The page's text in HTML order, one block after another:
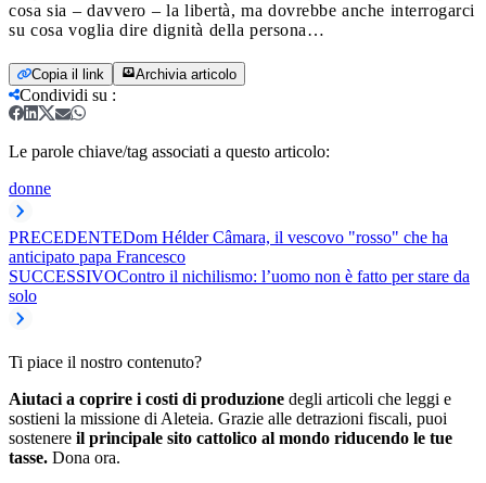
cosa sia – davvero – la libertà, ma dovrebbe anche interrogarci
su cosa voglia dire dignità della persona…
Copia il link Archivia articolo
Condividi su :
Le parole chiave/tag associati a questo articolo:
donne
PRECEDENTEDom Hélder Câmara, il vescovo "rosso" che ha
anticipato papa Francesco
SUCCESSIVOContro il nichilismo: l’uomo non è fatto per stare da
solo
Ti piace il nostro contenuto?
Aiutaci a coprire i costi di produzione degli articoli che leggi e
sostieni la missione di Aleteia. Grazie alle detrazioni fiscali, puoi
sostenere il principale sito cattolico al mondo riducendo le tue
tasse. Dona ora.